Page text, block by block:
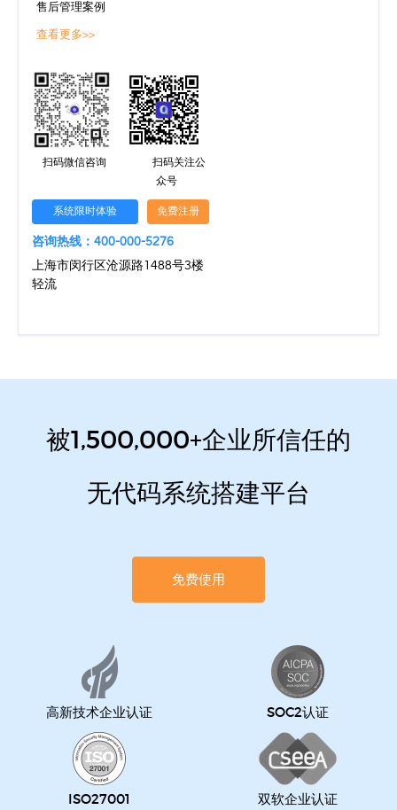
售后管理案例
查看更多>>
扫码微信咨询
扫码关注公
众号
系统限时体验 免费注册
咨询热线：400-000-5276
上海市闵行区沧源路1488号3楼
轻流
被1,500,000+企业所信任的
无代码系统搭建平台
免费使用
高新技术企业认证 SOC2认证
ISO27001 双软企业认证